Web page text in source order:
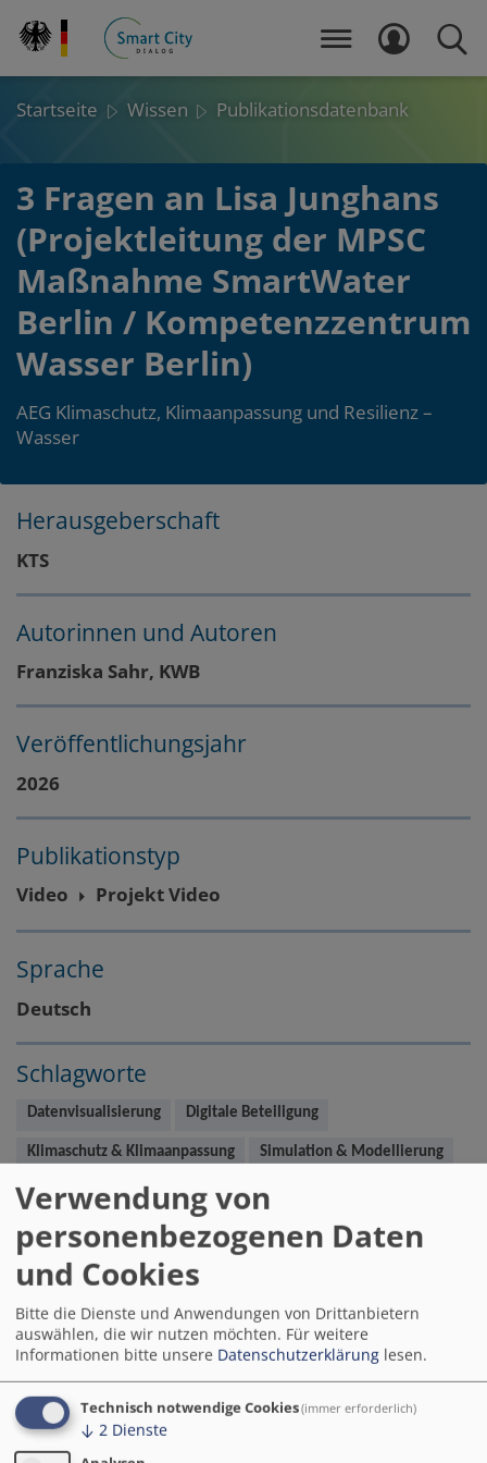
zum
MENÜ LOGIN
Startseite Wissen Publikationsdatenbank
3 Fragen an Lisa Junghans
(Projektleitung der MPSC
Maßnahme SmartWater
Berlin / Kompetenzzentrum
Wasser Berlin)
AEG Klimaschutz, Klimaanpassung und Resilienz –
Wasser
Seitenbereich
Hauptinhalt
Layout
Herausgeberschaft
KTS
Autorinnen und Autoren
Franziska Sahr, KWB
Veröffentlichungsjahr
2026
Publikationstyp
Video Projekt Video
Sprache
Deutsch
Schlagworte
Datenvisualisierung Digitale Beteiligung
Klimaschutz & Klimaanpassung Simulation & Modellierung
VR, AR & Gamification
Verwendung von
personenbezogenen Daten
und Cookies
Bitte die Dienste und Anwendungen von Drittanbietern
auswählen, die wir nutzen möchten. Für weitere
Informationen bitte unsere Datenschutzerklärung lesen.
Technisch notwendige Cookies(immer erforderlich)
↓ 2 Dienste